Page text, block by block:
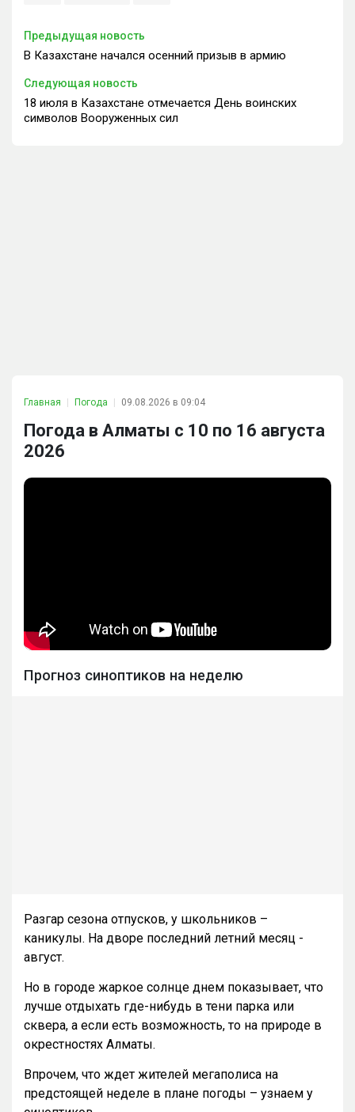
Предыдущая новость
В Казахстане начался осенний призыв в армию
Следующая новость
18 июля в Казахстане отмечается День воинских
символов Вооруженных сил
Главная Погода 09.08.2026 в 09:04
Погода в Алматы с 10 по 16 августа
2026
Прогноз синоптиков на неделю
Разгар сезона отпусков, у школьников –
каникулы. На дворе последний летний месяц -
август.
Но в городе жаркое солнце днем показывает, что
лучше отдыхать где-нибудь в тени парка или
сквера, а если есть возможность, то на природе в
окрестностях Алматы.
Впрочем, что ждет жителей мегаполиса на
предстоящей неделе в плане погоды – узнаем у